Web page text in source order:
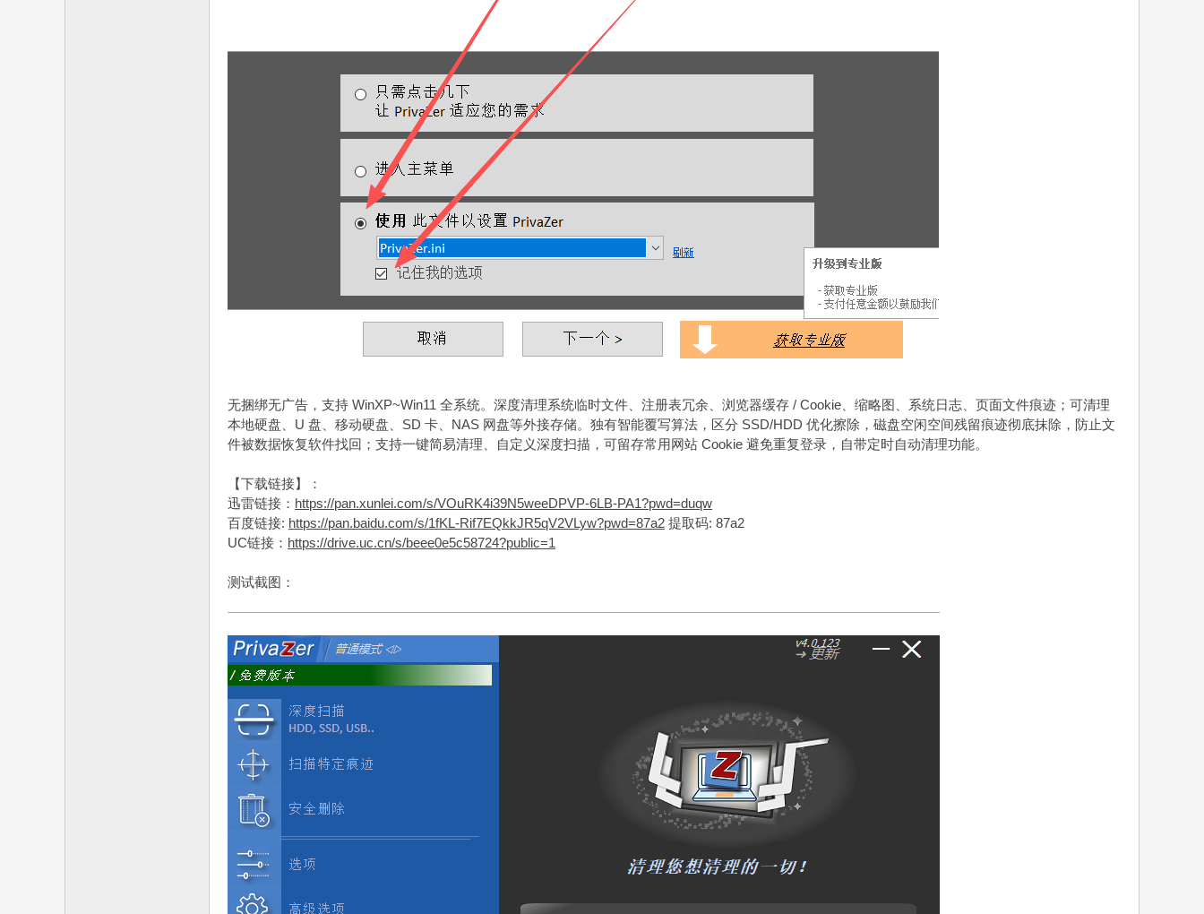
无捆绑无广告，支持 WinXP~Win11 全系统。深度清理系统临时文件、注册表冗余、浏览器缓存 / Cookie、缩略图、系统日志、页面文件痕迹；可清理
本地硬盘、U 盘、移动硬盘、SD 卡、NAS 网盘等外接存储。独有智能覆写算法，区分 SSD/HDD 优化擦除，磁盘空闲空间残留痕迹彻底抹除，防止文
件被数据恢复软件找回；支持一键简易清理、自定义深度扫描，可留存常用网站 Cookie 避免重复登录，自带定时自动清理功能。
【下载链接】：
迅雷链接： https://pan.xunlei.com/s/VOuRK4i39N5weeDPVP-6LB-PA1?pwd=duqw
百度链接: https://pan.baidu.com/s/1fKL-Rif7EQkkJR5qV2VLyw?pwd=87a2 提取码: 87a2
UC链接： https://drive.uc.cn/s/beee0e5c58724?public=1
测试截图：